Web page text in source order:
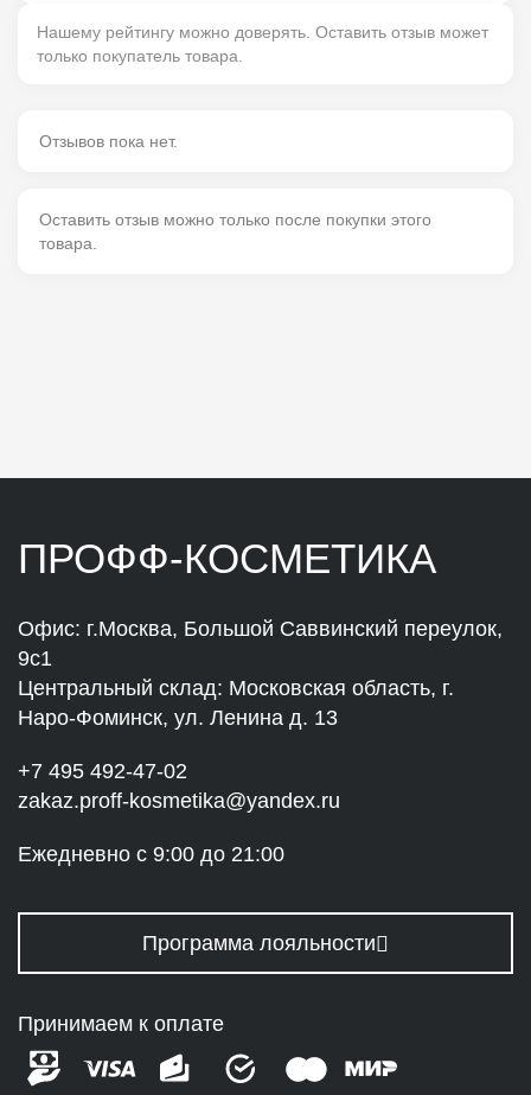
Нашему рейтингу можно доверять. Оставить отзыв может
только покупатель товара.
Отзывов пока нет.
Оставить отзыв можно только после покупки этого
товара.
ПРОФФ-КОСМЕТИКА
Офис: г.Москва, Большой Саввинский переулок,
9с1
Центральный склад: Московская область, г.
Наро-Фоминск, ул. Ленина д. 13
+7 495 492-47-02
zakaz.proff-kosmetika@yandex.ru
Ежедневно с 9:00 до 21:00
Программа лояльности
Принимаем к оплате